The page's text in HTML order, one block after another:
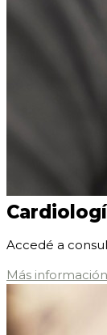
Accedé a
Más información